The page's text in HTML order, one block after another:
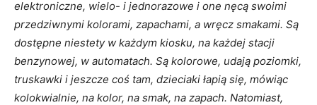
elektroniczne, wielo- i jednorazowe i one nęcą swoimi
przedziwnymi kolorami, zapachami, a wręcz smakami. Są
dostępne niestety w każdym kiosku, na każdej stacji
benzynowej, w automatach. Są kolorowe, udają poziomki,
truskawki i jeszcze coś tam, dzieciaki łapią się, mówiąc
kolokwialnie, na kolor, na smak, na zapach. Natomiast,